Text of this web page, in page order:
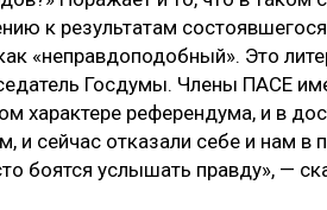
к результатам
«неправдоподобный». Это
Госдумы. Члены ПАСЕ
характере референдума, и в
и сейчас отказали себе и нам в
боятся услышать правду», —